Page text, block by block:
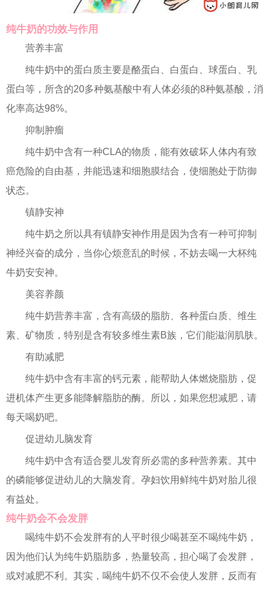
纯牛奶的功效与作用
营养丰富
纯牛奶中的蛋白质主要是酪蛋白、白蛋白、球蛋白、乳
蛋白等，所含的20多种氨基酸中有人体必须的8种氨基酸，消
化率高达98%。
抑制肿瘤
纯牛奶中含有一种CLA的物质，能有效破坏人体内有致
癌危险的自由基，并能迅速和细胞膜结合，使细胞处于防御
状态。
镇静安神
纯牛奶之所以具有镇静安神作用是因为含有一种可抑制
神经兴奋的成分，当你心烦意乱的时候，不妨去喝一大杯纯
牛奶安安神。
美容养颜
纯牛奶营养丰富，含有高级的脂肪、各种蛋白质、维生
素、矿物质，特别是含有较多维生素B族，它们能滋润肌肤。
有助减肥
纯牛奶中含有丰富的钙元素，能帮助人体燃烧脂肪，促
进机体产生更多能降解脂肪的酶。所以，如果您想减肥，请
每天喝奶吧。
促进幼儿脑发育
纯牛奶中含有适合婴儿发育所必需的多种营养素。其中
的磷能够促进幼儿的大脑发育。孕妇饮用鲜纯牛奶对胎儿很
有益处。
纯牛奶会不会发胖
喝纯牛奶不会发胖有的人平时很少喝甚至不喝纯牛奶，
因为他们认为纯牛奶脂肪多，热量较高，担心喝了会发胖，
或对减肥不利。其实，喝纯牛奶不仅不会使人发胖，反而有